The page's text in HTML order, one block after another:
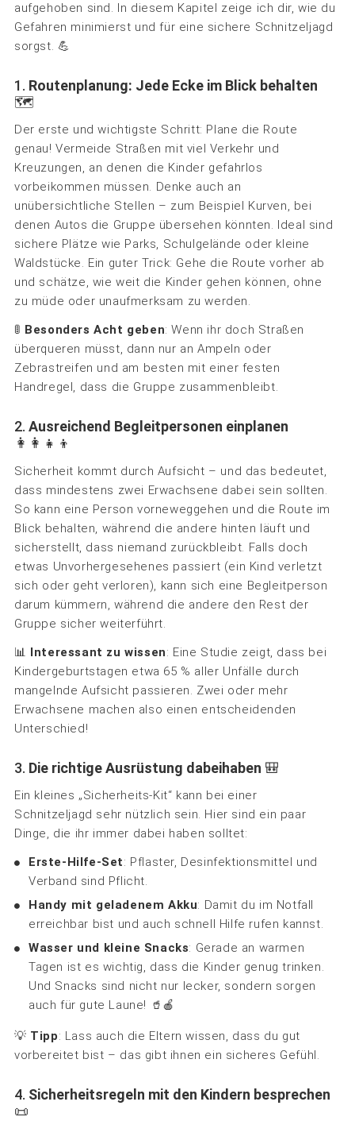
aufgehoben sind. In diesem Kapitel zeige ich dir, wie du
Gefahren minimierst und für eine sichere Schnitzeljagd
sorgst. 💪
1. Routenplanung: Jede Ecke im Blick behalten
🗺️
Der erste und wichtigste Schritt: Plane die Route
genau! Vermeide Straßen mit viel Verkehr und
Kreuzungen, an denen die Kinder gefahrlos
vorbeikommen müssen. Denke auch an
unübersichtliche Stellen – zum Beispiel Kurven, bei
denen Autos die Gruppe übersehen könnten. Ideal sind
sichere Plätze wie Parks, Schulgelände oder kleine
Waldstücke. Ein guter Trick: Gehe die Route vorher ab
und schätze, wie weit die Kinder gehen können, ohne
zu müde oder unaufmerksam zu werden.
🚦 Besonders Acht geben: Wenn ihr doch Straßen
überqueren müsst, dann nur an Ampeln oder
Zebrastreifen und am besten mit einer festen
Handregel, dass die Gruppe zusammenbleibt.
2. Ausreichend Begleitpersonen einplanen
👩‍👩‍👧‍👦
Sicherheit kommt durch Aufsicht – und das bedeutet,
dass mindestens zwei Erwachsene dabei sein sollten.
So kann eine Person vorneweggehen und die Route im
Blick behalten, während die andere hinten läuft und
sicherstellt, dass niemand zurückbleibt. Falls doch
etwas Unvorhergesehenes passiert (ein Kind verletzt
sich oder geht verloren), kann sich eine Begleitperson
darum kümmern, während die andere den Rest der
Gruppe sicher weiterführt.
📊 Interessant zu wissen: Eine Studie zeigt, dass bei
Kindergeburtstagen etwa 65 % aller Unfälle durch
mangelnde Aufsicht passieren. Zwei oder mehr
Erwachsene machen also einen entscheidenden
Unterschied!
3. Die richtige Ausrüstung dabeihaben 🎒
Ein kleines „Sicherheits-Kit“ kann bei einer
Schnitzeljagd sehr nützlich sein. Hier sind ein paar
Dinge, die ihr immer dabei haben solltet:
Erste-Hilfe-Set: Pflaster, Desinfektionsmittel und
Verband sind Pflicht.
Handy mit geladenem Akku: Damit du im Notfall
erreichbar bist und auch schnell Hilfe rufen kannst.
Wasser und kleine Snacks: Gerade an warmen
Tagen ist es wichtig, dass die Kinder genug trinken.
Und Snacks sind nicht nur lecker, sondern sorgen
auch für gute Laune! 🥤🍎
💡 Tipp: Lass auch die Eltern wissen, dass du gut
vorbereitet bist – das gibt ihnen ein sicheres Gefühl.
4. Sicherheitsregeln mit den Kindern besprechen
📜